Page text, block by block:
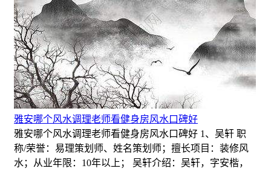
雅安哪个风水调理老师看健身房风水口碑好
雅安哪个风水调理老师看健身房风水口碑好 1、吴轩 职
称/荣誉：易理策划师、姓名策划师；擅长项目：装修风
水；从业年限：10年以上； 吴轩介绍：吴轩，字安楷，